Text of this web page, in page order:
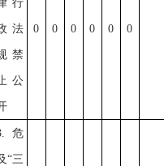
行
法
禁
公
0 0 0 0 0 0
危
“三